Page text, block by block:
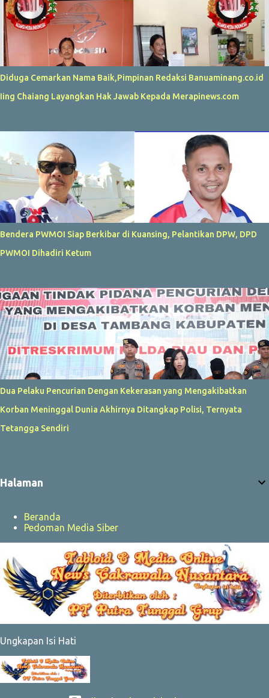
Diduga Cemarkan Nama Baik,Pimpinan Redaksi Banuaminang.co.id
Iing Chaiang Layangkan Hak Jawab Kepada Merapinews.com
Bendera PWMOI Siap Berkibar di Kuansing, Pelantikan DPW, DPD
PWMOI Dihadiri Ketum
Dua Pelaku Pencurian Dengan Kekerasan yang Mengakibatkan
Korban Meninggal Dunia Akhirnya Ditangkap Polisi, Ternyata
Tetangga Sendiri
Halaman
Beranda
Pedoman Media Siber
Ungkapan Isi Hati